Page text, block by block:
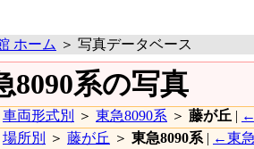
ホーム ＞ 写真データベース
8090系の写真
車両形式別 ＞ 東急8090系 ＞ 藤が丘 |
場所別 ＞ 藤が丘 ＞ 東急8090系 | ←東